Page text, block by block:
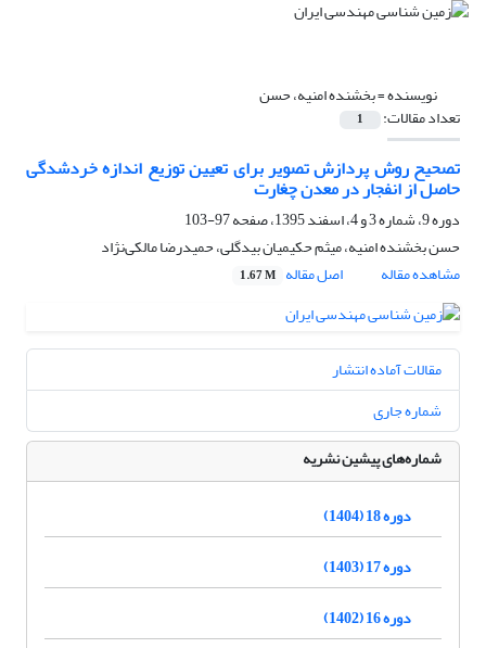
نویسنده =بخشنده امنیه، حسن
تعداد مقالات: 1
تصحیح روش پردازش تصویر برای تعیین توزیع اندازه خردشدگی
حاصل از انفجار در معدن چغارت
دوره 9، شماره 3 و 4، اسفند 1395، صفحه
97-103
حسن بخشنده امنیه، میثم حکیمیان بیدگلی، حمیدرضا مالکی‌نژاد
مشاهده مقاله
اصل مقاله 1.67 M
مقالات آماده انتشار
شماره جاری
شماره‌های پیشین نشریه
دوره 18 (1404)
دوره 17 (1403)
دوره 16 (1402)